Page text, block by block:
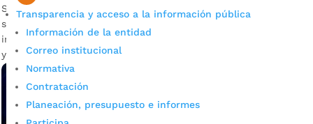
Transparencia y acceso a la información pública
Información de la entidad
Correo institucional
Normativa
Contratación
Planeación, presupuesto e informes
Se aproximan las fiestas decembrinas y la capital
santandereana se empieza a vestir de color y luz con la
instalación del alumbrado navideño que cautivará a propios
y visitantes.